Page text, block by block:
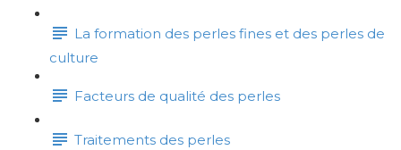
La formation des perles fines et des perles de
culture
Facteurs de qualité des perles
Traitements des perles